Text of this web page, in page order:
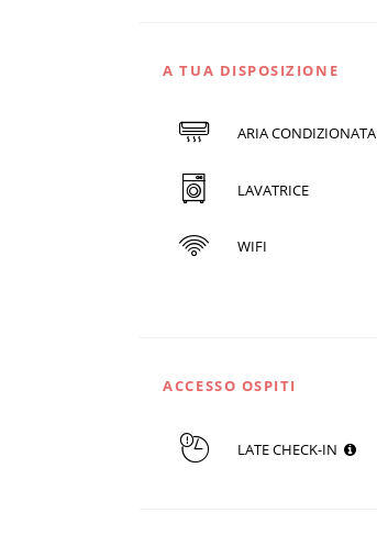
A TUA DISPOSIZIONE
ARIA CONDIZIONATA
LAVATRICE
WIFI
ACCESSO OSPITI
LATE CHECK-IN